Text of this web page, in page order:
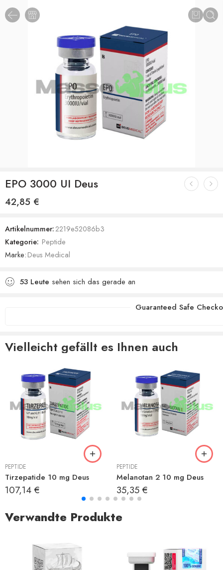
EPO 3000 UI Deus
42,85 €
Artikelnummer:2219e52086b3
Kategorie: Peptide
Marke:Deus Medical
53 Leute sehen sich das gerade an
Guaranteed Safe
Vielleicht gefällt es Ihnen auch
PEPTIDE
Tirzepatide 10 mg Deus
107,14 €
PEPTIDE
Melanotan 2 10 mg Deus
35,35 €
Verwandte Produkte